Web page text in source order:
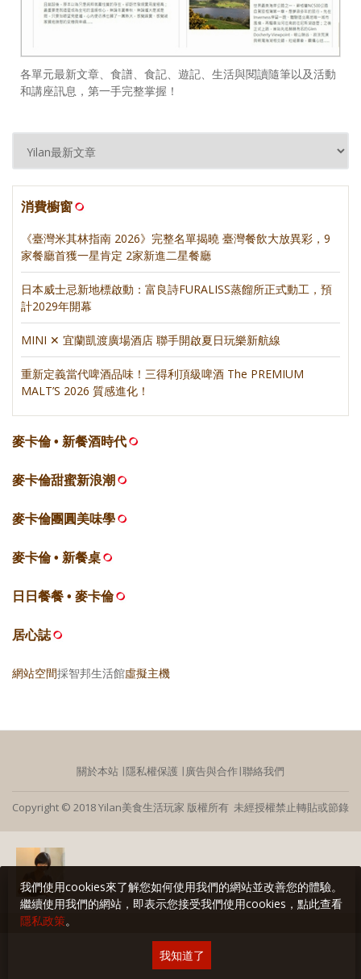
各單元最新文章、食譜、食記、遊記、生活與閱讀隨筆以及活動
和講座訊息，第一手完整掌握！
消費櫥窗
《臺灣米其林指南 2026》完整名單揭曉 臺灣餐飲大放異彩，9
家餐廳首獲一星肯定 2家新進二星餐廳
日本威士忌新地標啟動：富良詩FURALISS蒸餾所正式動工，預
計2029年開幕
MINI ✕ 宜蘭凱渡廣場酒店 聯手開啟夏日玩樂新航線
重新定義當代啤酒品味！三得利頂級啤酒 The PREMIUM
MALT’S 2026 質感進化！
麥卡倫 • 新餐酒時代
麥卡倫甜蜜新浪潮
麥卡倫團圓美味學
麥卡倫 • 新餐桌
日日餐餐 • 麥卡倫
居心誌
網站空間採智邦生活館虛擬主機
關於本站 ∣隱私權保護 ∣廣告與合作∣聯絡我們
Copyright © 2018 Yilan美食生活玩家 版權所有 未經授權禁止轉貼或節錄
我們使用cookies來了解您如何使用我們的網站並改善您的體驗。
繼續使用我們的網站，即表示您接受我們使用cookies，點此查看
隱私政策。
我知道了